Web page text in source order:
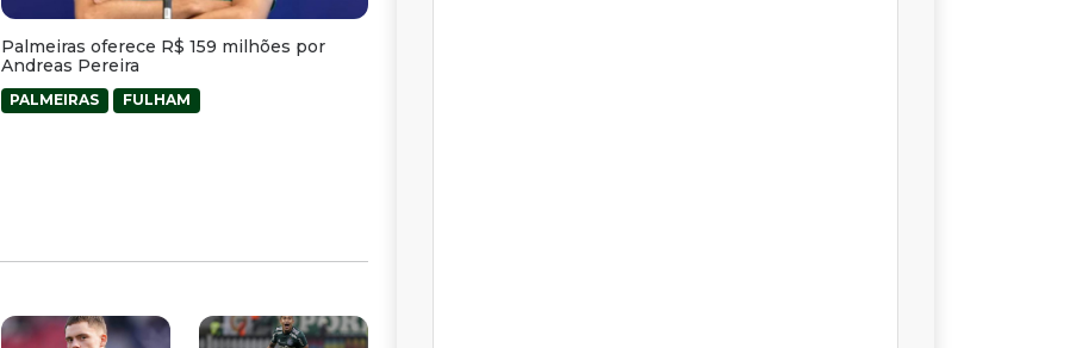
Palmeiras oferece R$ 159 milhões por
Andreas Pereira
PALMEIRAS FULHAM